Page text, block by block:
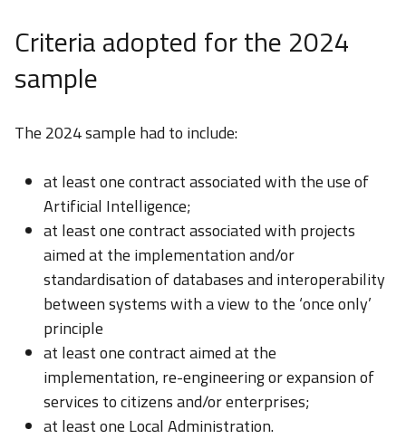
Criteria adopted for the 2024
sample
The 2024 sample had to include:
at least one contract associated with the use of
Artificial Intelligence;
at least one contract associated with projects
aimed at the implementation and/or
standardisation of databases and interoperability
between systems with a view to the ‘once only’
principle
at least one contract aimed at the
implementation, re-engineering or expansion of
services to citizens and/or enterprises;
at least one Local Administration.